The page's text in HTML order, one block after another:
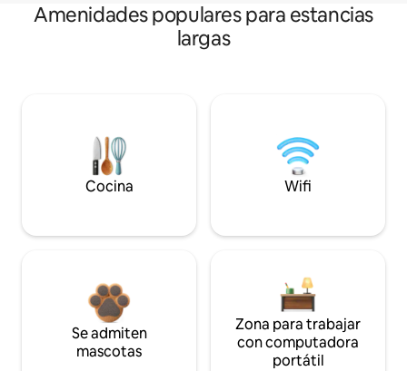
Amenidades populares para estancias
largas
Cocina Wifi
Se admiten
mascotas
Zona para trabajar
con computadora
portátil